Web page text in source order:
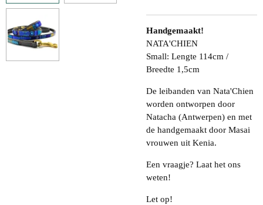
Handgemaakt!
NATA'CHIEN
Small: Lengte 114cm /
Breedte 1,5cm
De leibanden van Nata'Chien
worden ontworpen door
Natacha (Antwerpen) en met
de handgemaakt door Masai
vrouwen uit Kenia.
Een vraagje? Laat het ons
weten!
Let op!